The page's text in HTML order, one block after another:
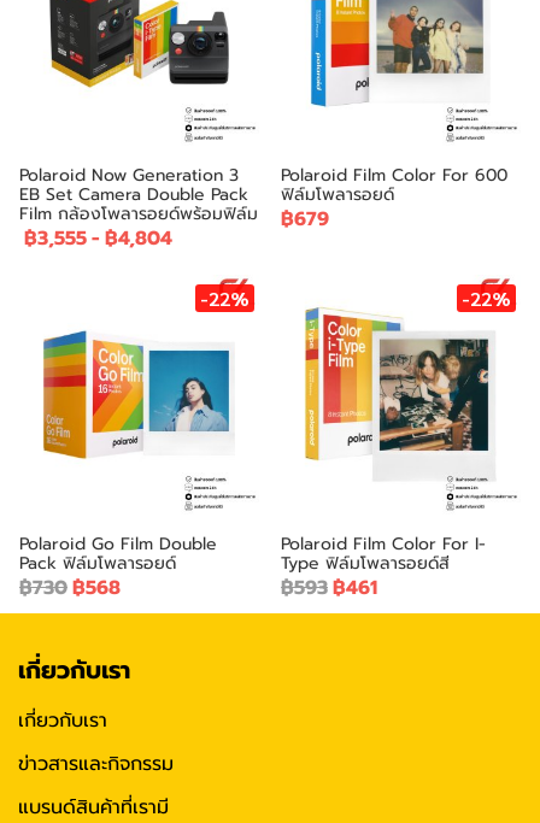
Polaroid Now Generation 3
EB Set Camera Double Pack
Film กล้องโพลารอยด์พร้อมฟิล์ม
฿3,555- ฿4,804
Polaroid Film Color For 600
ฟิล์มโพลารอยด์
฿679
-22%
Polaroid Go Film Double
Pack ฟิล์มโพลารอยด์
฿730฿568
-22%
Polaroid Film Color For I-
Type ฟิล์มโพลารอยด์สี
฿593฿461
เกี่ยวกับเรา
เกี่ยวกับเรา
ข่าวสารและกิจกรรม
แบรนด์สินค้าที่เรามี